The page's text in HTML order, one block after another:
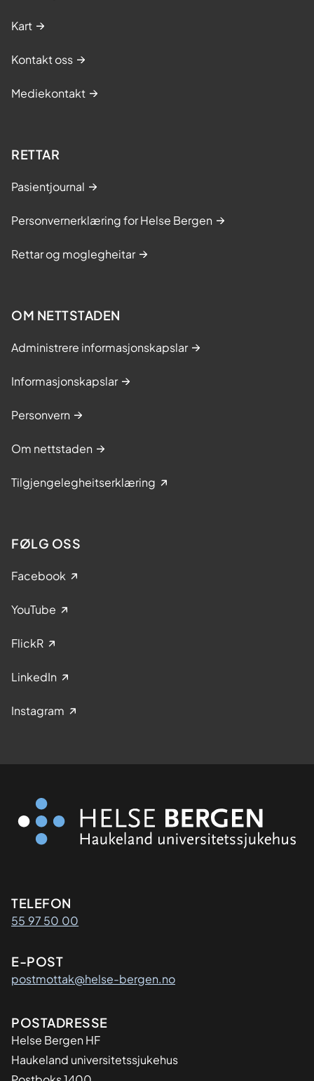
Kart
Kontakt oss
Mediekontakt
RETTAR
Pasientjournal
Personvernerklæring for Helse Bergen
Rettar og moglegheitar
OM NETTSTADEN
Administrere informasjonskapslar
Informasjonskapslar
Personvern
Om nettstaden
Tilgjengelegheitserklæring
FØLG OSS
Facebook
YouTube
FlickR
LinkedIn
Instagram
Kontaktinformasjon
TELEFON
55 97 50 00
E-POST
postmottak@helse-bergen.no
Adresse
POSTADRESSE
Helse Bergen HF
Haukeland universitetssjukehus